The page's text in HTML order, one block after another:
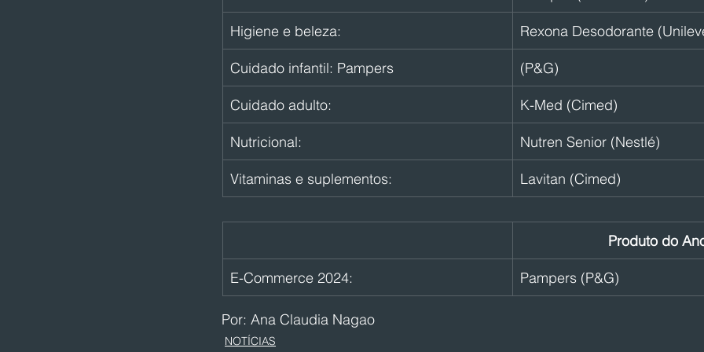
Higiene e beleza: Rexona Desodorante
Cuidado infantil: Pampers (P&G)
Cuidado adulto: K-Med (Cimed)
Nutricional: Nutren Senior (Nestlé)
Vitaminas e suplementos: Lavitan (Cimed)
Produto do
E-Commerce 2024: Pampers (P&G)
Por: Ana Claudia Nagao
NOTÍCIAS